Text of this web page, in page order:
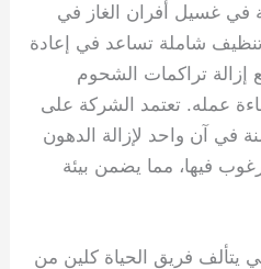
غسيل أفران الغاز في
شاملة تساعد في إعادة
إزالة تراكمات الشحوم
عمله. تعتمد الشركة على
في آن واحد لإزالة الدهون
فيها، مما يضمن بيئة
فريق الحياة كلين من